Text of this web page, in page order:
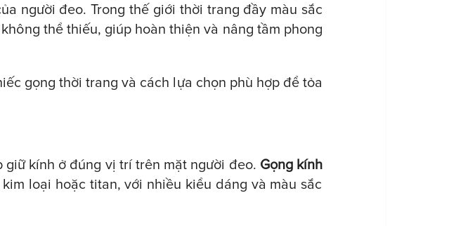
người đeo. Trong thế giới thời trang đầy màu sắc
thể thiếu, giúp hoàn thiện và nâng tầm phong
gọng thời trang và cách lựa chọn phù hợp để tỏa
kính ở đúng vị trí trên mặt người đeo. Gọng kính
loại hoặc titan, với nhiều kiểu dáng và màu sắc